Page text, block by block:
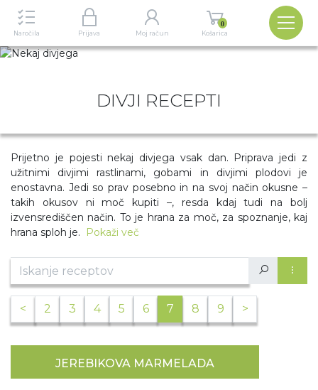
Naročila Prijava Moj račun
0
Košarica
Izbira
DIVJI RECEPTI
Prijetno je pojesti nekaj divjega vsak dan. Priprava jedi z
užitnimi divjimi rastlinami, gobami in divjimi plodovi je
enostavna. Jedi so prav posebno in na svoj način okusne –
takih okusov ni moč kupiti –, resda kdaj tudi na bolj
izvensrediščen način. To je hrana za moč, za spoznanje, kaj
hrana sploh je.
Pokaži več
< prejšnja
2 3 4 5 6 7 8 9
>
naslednja
JEREBIKOVA MARMELADA